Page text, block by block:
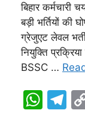
बिहार
बड़ी भर्तियों की
ग्रेजुएट लेवल
नियुक्ति
BSSC …
W T